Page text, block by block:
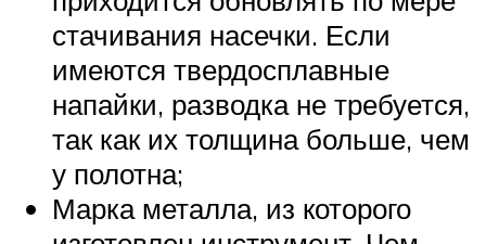
стачивания насечки. Если
имеются твердосплавные
напайки, разводка не требуется,
так как их толщина больше, чем
у полотна;
Марка металла, из которого